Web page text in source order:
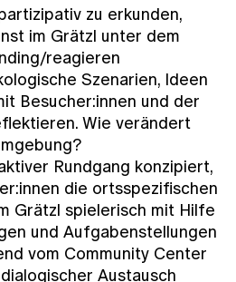
zu erkunden,
im Grätzl unter dem
reagieren
Szenarien, Ideen
Besucher:innen und der
Wie verändert
Rundgang konzipiert,
die ortsspezifischen
Grätzl spielerisch mit Hilfe
und Aufgabenstellungen
vom Community Center
Austausch